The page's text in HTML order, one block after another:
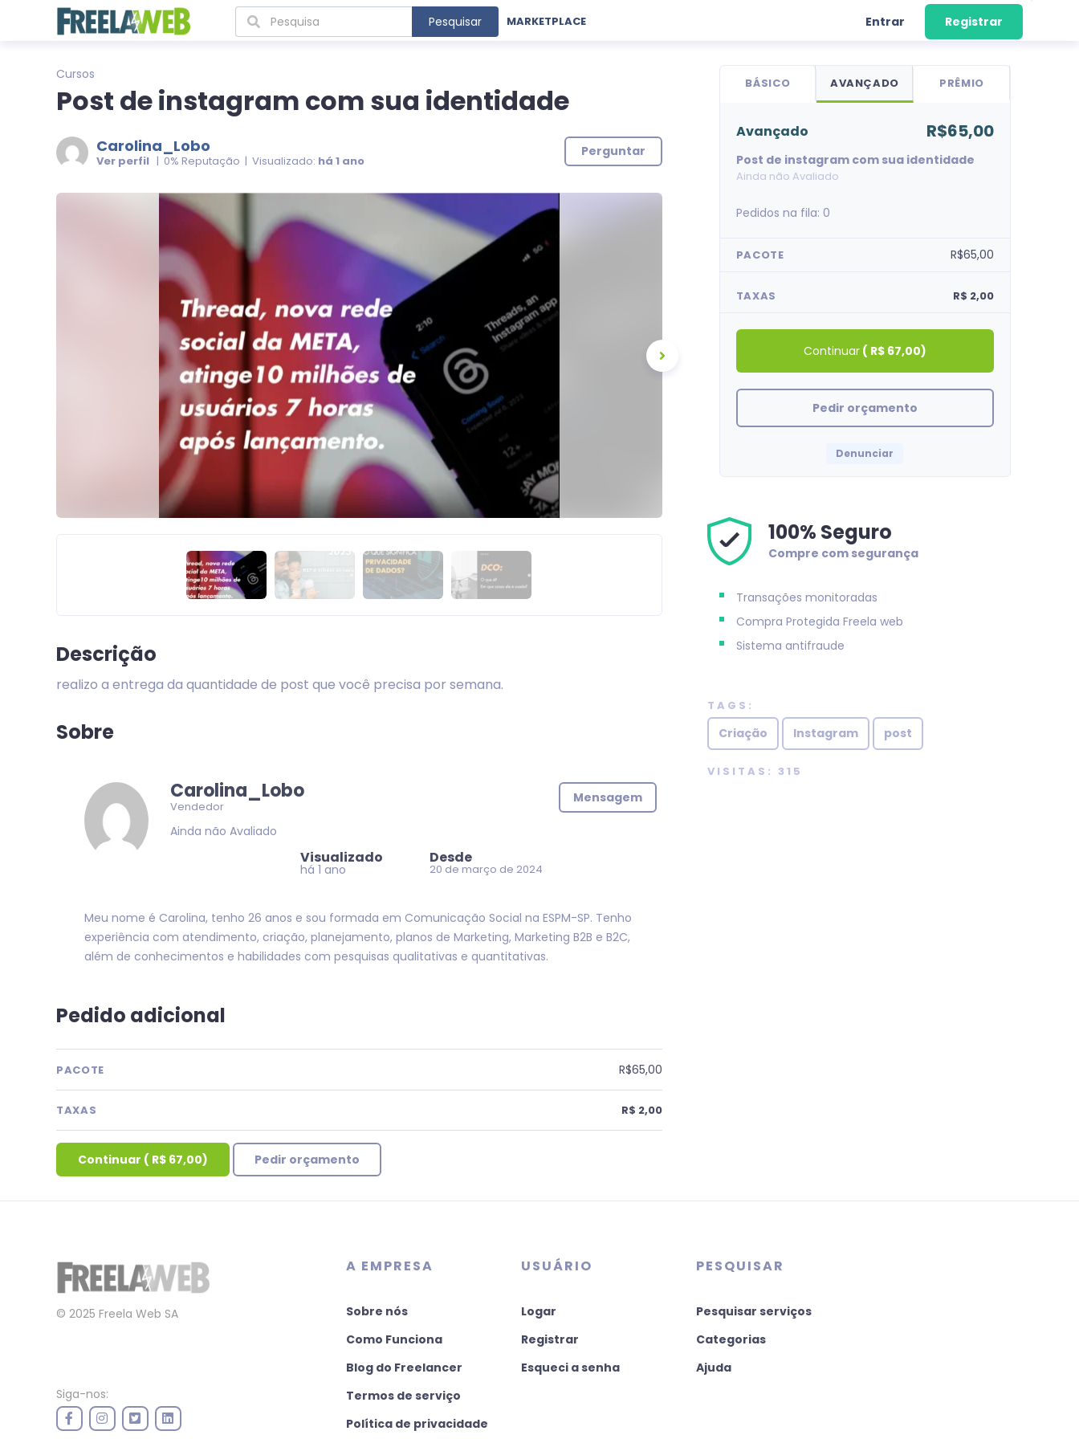
Pesquisar MARKETPLACE Entrar Registrar
Cursos
Post de instagram com sua identidade
Carolina_Lobo
Ver perfil | 0% Reputação | Visualizado: há 1 ano
Perguntar
Descrição
realizo a entrega da quantidade de post que você precisa por semana.
Sobre
Carolina_Lobo
Vendedor
Ainda não Avaliado
Visualizado
há 1 ano
Desde
20 de março de 2024
Mensagem
Meu nome é Carolina, tenho 26 anos e sou formada em Comunicação Social na ESPM-SP. Tenho
experiência com atendimento, criação, planejamento, planos de Marketing, Marketing B2B e B2C,
além de conhecimentos e habilidades com pesquisas qualitativas e quantitativas.
Pedido adicional
PACOTE R$65,00
TAXAS R$ 2,00
Continuar ( R$ 67,00) Pedir orçamento
BÁSICO AVANÇADO PRÊMIO
avançado R$65,00
Post de instagram com sua identidade
Ainda não Avaliado
Pedidos na fila: 0
PACOTE R$65,00
TAXAS R$ 2,00
Continuar( R$ 67,00)
Pedir orçamento
Denunciar
100% Seguro
Compre com segurança
Transações monitoradas
Compra Protegida Freela web
Sistema antifraude
TAGS:
Criação Instagram post
VISITAS: 315
© 2025 Freela Web SA
Siga-nos:
A EMPRESA
Sobre nós
Como Funciona
Blog do Freelancer
Termos de serviço
Política de privacidade
USUÁRIO
Logar
Registrar
Esqueci a senha
PESQUISAR
Pesquisar serviços
Categorias
Ajuda